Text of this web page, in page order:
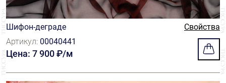
Шифон-деграде
Свойства
Артикул: 00040441
Цена: 7 900 ₽/м